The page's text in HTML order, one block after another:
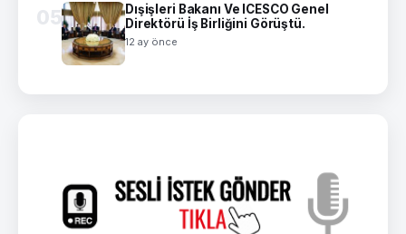
05
Dışişleri Bakanı Ve ICESCO Genel
Direktörü İş Birliğini Görüştü.
12 ay önce